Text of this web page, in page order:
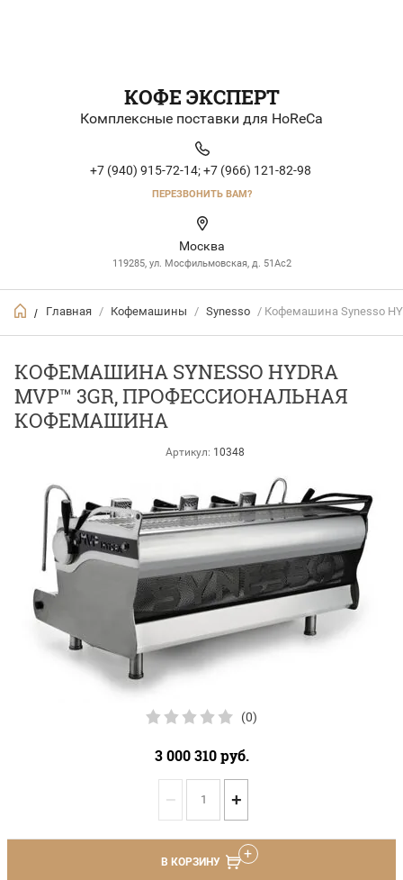
КОФЕ ЭКСПЕРТ
Комплексные поставки для HoReCa
+7 (940) 915-72-14; +7 (966) 121-82-98
ПЕРЕЗВОНИТЬ ВАМ?
Москва
119285, ул. Мосфильмовская, д. 51Ac2
/ Главная / Кофемашины / Synesso / Кофемашина Synesso
КОФЕМАШИНА SYNESSO HYDRA
MVP™ 3GR, ПРОФЕССИОНАЛЬНАЯ
КОФЕМАШИНА
Артикул: 10348
(0)
3 000 310руб.
− +
В КОРЗИНУ